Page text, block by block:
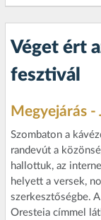
Véget ért
fesztivál
Megyejárás
Szombaton a
randevút a
hallottuk, az
helyett a versek,
szerkesztőségbe.
Oresteia címmel